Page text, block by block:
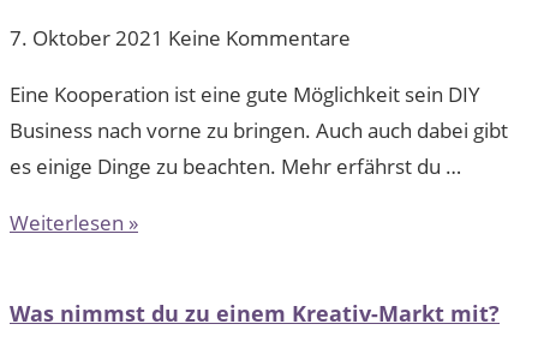
7. Oktober 2021 Keine Kommentare
Eine Kooperation ist eine gute Möglichkeit sein DIY
Business nach vorne zu bringen. Auch auch dabei gibt
es einige Dinge zu beachten. Mehr erfährst du …
Weiterlesen »
Was nimmst du zu einem Kreativ-Markt mit?